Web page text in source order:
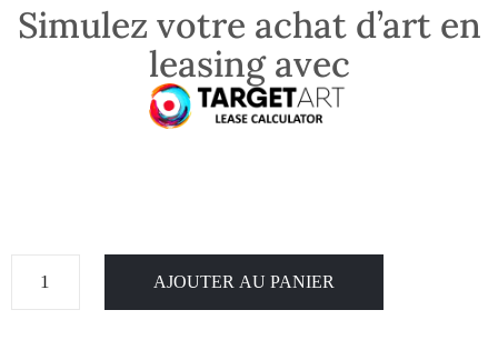
Simulez votre achat d’art en
leasing avec
AJOUTER AU PANIER